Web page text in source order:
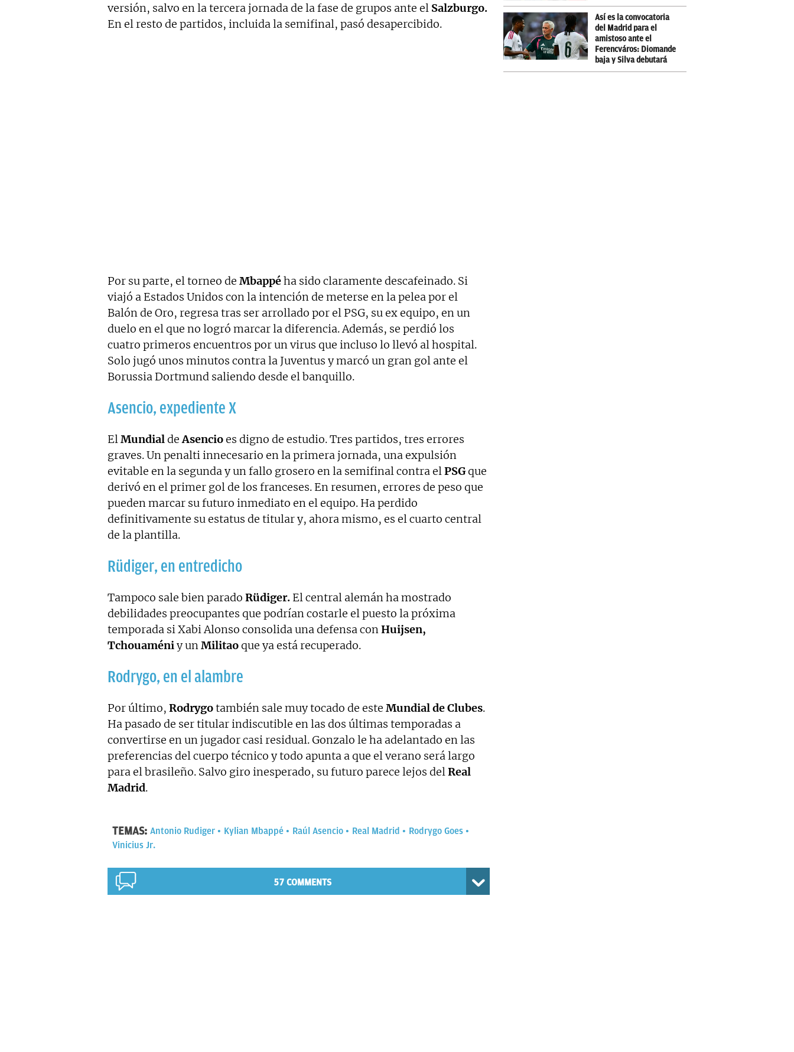
versión, salvo en la tercera jornada de la fase de grupos ante el Salzburgo.
En el resto de partidos, incluida la semifinal, pasó desapercibido.
Por su parte, el torneo de Mbappéha sido claramente descafeinado. Si
viajó a Estados Unidos con la intención de meterse en la pelea por el
Balón de Oro, regresa tras ser arrollado por el PSG, su ex equipo, en un
duelo en el que no logró marcar la diferencia. Además, se perdió los
cuatro primeros encuentros por un virus que incluso lo llevó al hospital.
Solo jugó unos minutos contra la Juventus y marcó un gran gol ante el
Borussia Dortmund saliendo desde el banquillo.
Asencio, expediente X
ElMundialdeAsencioes digno de estudio. Tres partidos, tres errores
graves. Un penalti innecesario en la primera jornada, una expulsión
evitable en la segunda y un fallo grosero en la semifinal contra elPSGque
derivó en el primer gol de los franceses. En resumen, errores de peso que
pueden marcar su futuro inmediato en el equipo. Ha perdido
definitivamente su estatus de titular y, ahora mismo, es el cuarto central
de la plantilla.
Rüdiger, en entredicho
Tampoco sale bien parado Rüdiger. El central alemán ha mostrado
debilidades preocupantes que podrían costarle el puesto la próxima
temporada si Xabi Alonso consolida una defensa conHuijsen,
Tchouaméniy unMilitaoque ya está recuperado.
Rodrygo, en el alambre
Por último, Rodrygotambién sale muy tocado de este Mundial de Clubes.
Ha pasado de ser titular indiscutible en las dos últimas temporadas a
convertirse en un jugador casi residual. Gonzalo le ha adelantado en las
preferencias del cuerpo técnico y todo apunta a que el verano será largo
para el brasileño. Salvo giro inesperado, su futuro parece lejos delReal
Madrid.
TEMAS: Antonio Rudiger Kylian Mbappé Raúl Asencio Real Madrid
Rodrygo Goes
Vinicius Jr.
57 COMMENTS
Así es la convocatoria
del Madrid para el
amistoso ante el
Ferencváros: Diomande
baja y Silva debutará